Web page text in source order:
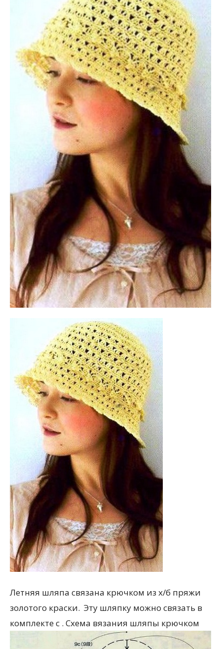
Летняя шляпа связана крючком из х/б пряжи
золотого краски. Эту шляпку можно связать в
комплекте с . Схема вязания шляпы крючком